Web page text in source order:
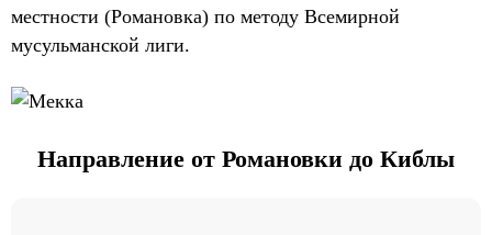
местности (Романовка) по методу Всемирной
мусульманской лиги.
Направление от Романовки до Киблы